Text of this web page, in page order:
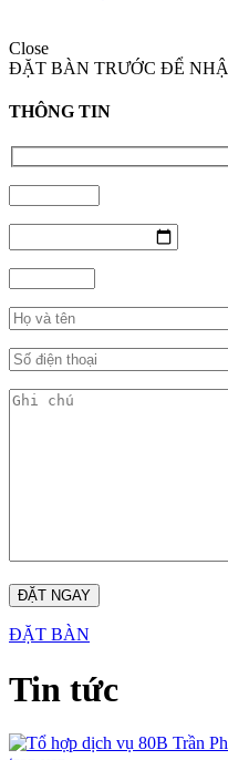
Close
ĐẶT BÀN TRƯỚC ĐỂ
THÔNG TIN
ĐẶT BÀN
Tin tức